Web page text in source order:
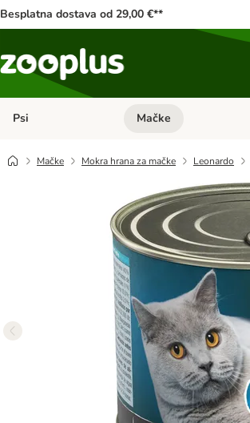
Besplatna dostava od 29,00 €**
Psi Pregled kategorija: Psi
Mačke
Mačke Mokra hrana za mačke Leonardo